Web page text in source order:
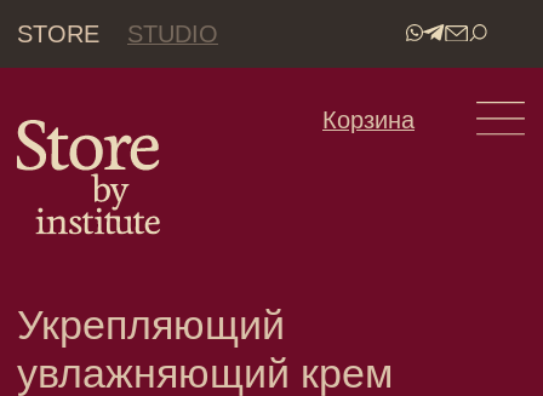
STORE STUDIO
•
Укрепляющий
HydroPeptide 200ml
HydroPeptide